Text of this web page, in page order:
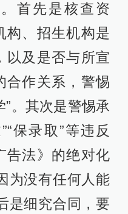
首先是核查资
构、招生机构是
以及是否与所宣
合作关系，警惕
”。其次是警惕承
保录取”等违反
告法》的绝对化
为没有任何人能
是细究合同，要